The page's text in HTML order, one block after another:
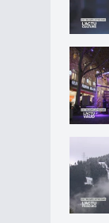
La
La